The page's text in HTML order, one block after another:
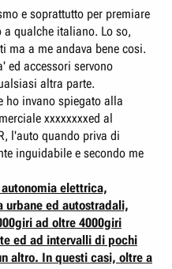
e soprattutto per premiare
a qualche italiano. Lo so,
ma a me andava bene cosi.
ed accessori servono
altra parte.
ho invano spiegato alla
xxxxxxxxed al
l'auto quando priva di
inguidabile e secondo me
elettrica,
urbane ed autostradali,
ad oltre 4000giri
ed ad intervalli di pochi
altro. In questi casi, oltre a